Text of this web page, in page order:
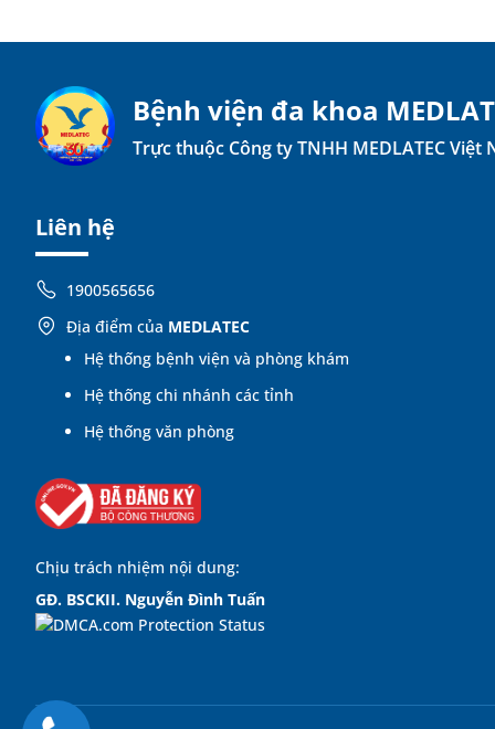
Bệnh viện đa khoa
Trực thuộc Công ty TNHH MEDLATEC Việt
Liên hệ
1900565656
Địa điểm của MEDLATEC
Hệ thống bệnh viện và phòng khám
Hệ thống chi nhánh các tỉnh
Hệ thống văn phòng
Chịu trách nhiệm nội dung:
GĐ. BSCKII. Nguyễn Đình Tuấn